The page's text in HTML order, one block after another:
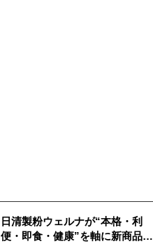
日清製粉ウェルナが“本格・利
便・即食・健康”を軸に新商品を